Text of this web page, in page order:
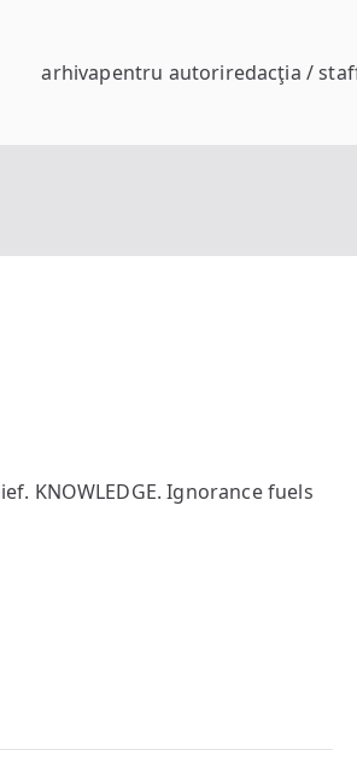
arhivapentru autoriredacţia /
KNOWLEDGE. Ignorance fuels